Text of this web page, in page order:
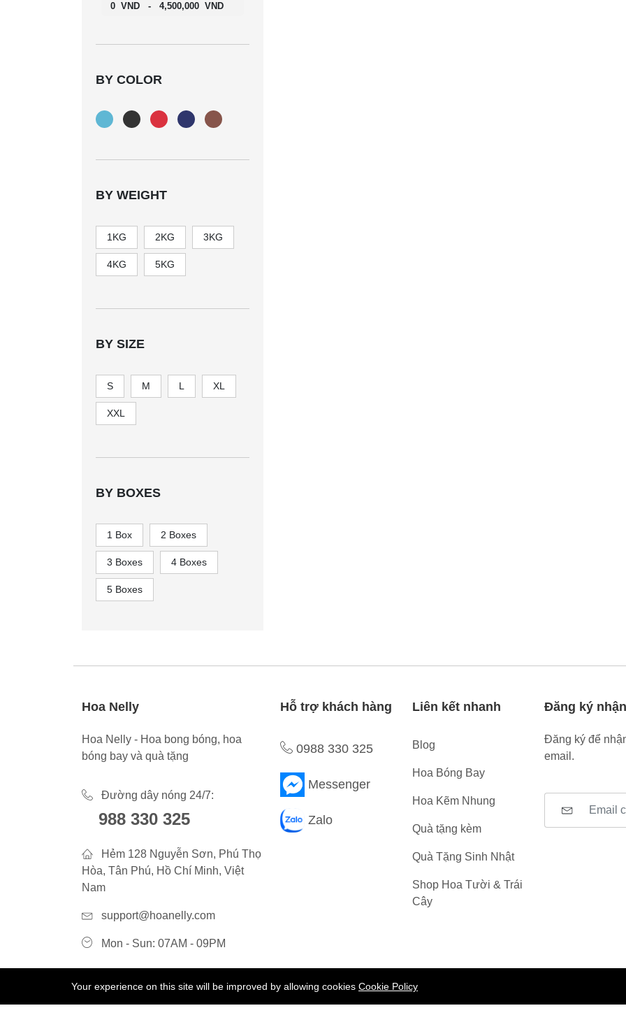
0 VND - 4,500,000 VND
BY COLOR
BY WEIGHT
1KG 2KG 3KG
4KG 5KG
BY SIZE
S M L XL
XXL
BY BOXES
1 Box 2 Boxes
3 Boxes 4 Boxes
5 Boxes
Hoa Nelly
Hoa Nelly - Hoa bong bóng, hoa
bóng bay và quà tặng
Đường dây nóng 24/7:
988 330 325
Hẻm 128 Nguyễn Sơn, Phú Thọ
Hòa, Tân Phú, Hồ Chí Minh, Việt
Nam
support@hoanelly.com
Mon - Sun: 07AM - 09PM
Hỗ trợ khách hàng
0988 330 325
Messenger
Zalo
Liên kết nhanh
Blog
Hoa Bóng Bay
Hoa Kẽm Nhung
Quà tặng kèm
Quà Tặng Sinh Nhật
Shop Hoa Tười & Trái
Cây
Đăng ký
Đăng ký để
email.
Your experience on this site will be improved by allowing cookies Cookie Policy